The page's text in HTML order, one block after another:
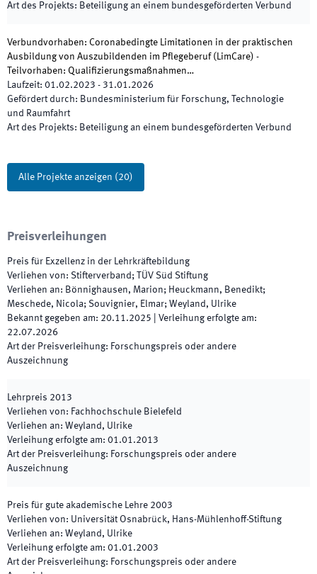
Art des Projekts: Beteiligung an einem bundesgeförderten Verbund
Verbundvorhaben: Coronabedingte Limitationen in der praktischen
Ausbildung von Auszubildenden im Pflegeberuf (LimCare) -
Teilvorhaben: Qualifizierungsmaßnahmen…
Laufzeit: 01.02.2023 - 31.01.2026
Gefördert durch: Bundesministerium für Forschung, Technologie
und Raumfahrt
Art des Projekts: Beteiligung an einem bundesgeförderten Verbund
Alle Projekte anzeigen (20)
Preisverleihungen
Preis für Exzellenz in der Lehrkräftebildung
Verliehen von: Stifterverband; TÜV Süd Stiftung
Verliehen an: Bönnighausen, Marion; Heuckmann, Benedikt;
Meschede, Nicola; Souvignier, Elmar; Weyland, Ulrike
Bekannt gegeben am: 20.11.2025 Verleihung erfolgte am:
22.07.2026
Art der Preisverleihung: Forschungspreis oder andere
Auszeichnung
Lehrpreis 2013
Verliehen von: Fachhochschule Bielefeld
Verliehen an: Weyland, Ulrike
Verleihung erfolgte am: 01.01.2013
Art der Preisverleihung: Forschungspreis oder andere
Auszeichnung
Preis für gute akademische Lehre 2003
Verliehen von: Universität Osnabrück, Hans-Mühlenhoff-Stiftung
Verliehen an: Weyland, Ulrike
Verleihung erfolgte am: 01.01.2003
Art der Preisverleihung: Forschungspreis oder andere